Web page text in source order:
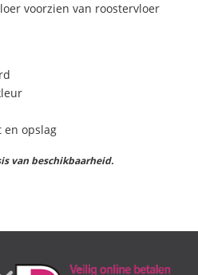
voorzien van roostervloer
en opslag
van beschikbaarheid.